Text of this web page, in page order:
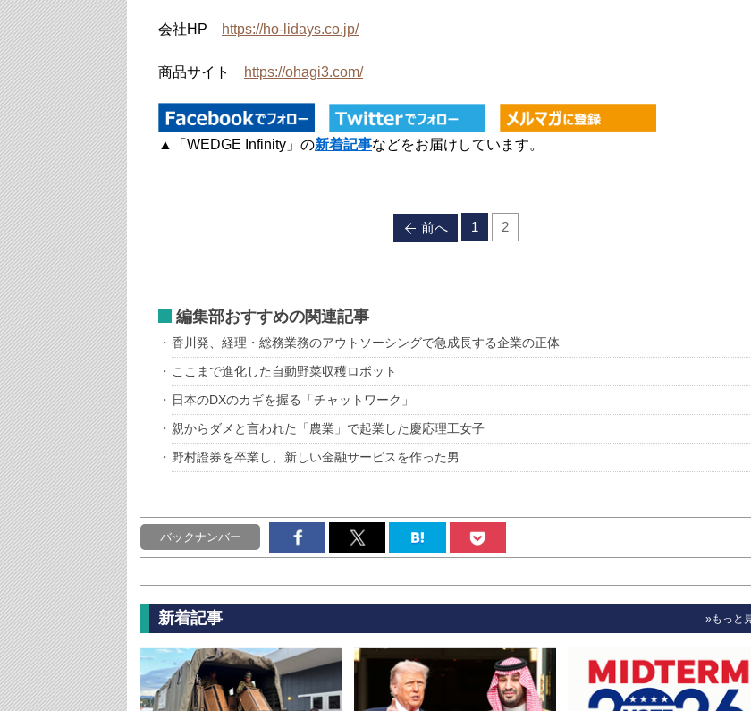
会社HP https://ho-lidays.co.jp/
商品サイト https://ohagi3.com/
▲「WEDGE Infinity」の新着記事などをお届けしています。
前へ 1 2
編集部おすすめの関連記事
香川発、経理・総務業務のアウトソーシングで急成長する企業の正体
ここまで進化した自動野菜収穫ロボット
日本のDXのカギを握る「チャットワーク」
親からダメと言われた「農業」で起業した慶応理工女子
野村證券を卒業し、新しい金融サービスを作った男
バックナンバー
新着記事 »もっと